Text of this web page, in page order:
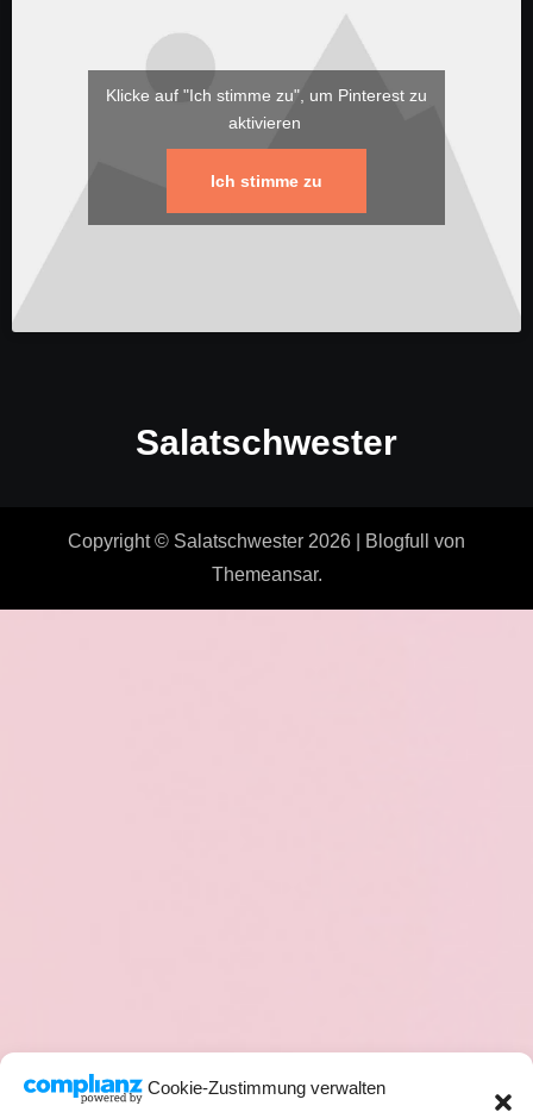
Cookie-Zustimmung verwalten
Klicke auf "Ich stimme zu", um Pinterest zu
aktivieren
Ich stimme zu
Salatschwester
Copyright © Salatschwester 2026 Blogfull
von
Themeansar.